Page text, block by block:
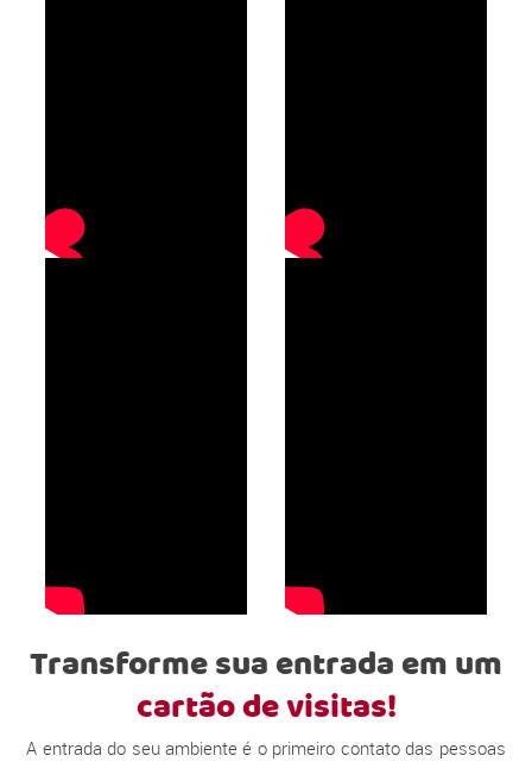
Transforme sua entrada em um
cartão de visitas!
A entrada do seu ambiente é o primeiro contato das pessoas